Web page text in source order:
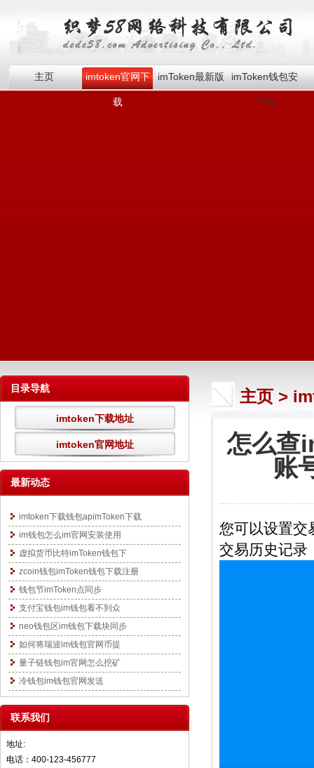
主页 imtoken官网下
载
imToken最新版 imToken钱包安
全吗
目录导航
imtoken下载地址
imtoken官网地址
最新动态
imtoken下载钱包apimToken下载
im钱包怎么im官网安装使用
虚拟货币比特imToken钱包下
zcoin钱包imToken钱包下载注册
钱包节imToken点同步
支付宝钱包im钱包看不到众
neo钱包区im钱包下载块同步
如何将瑞波im钱包官网币提
量子链钱包im官网怎么挖矿
冷钱包im钱包官网发送
联系我们
地址:
电话：400-123-456777
主页 >
怎么查
账
您可以设置交
交易历史记录